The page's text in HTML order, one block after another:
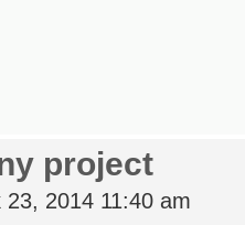
project
23, 2014 11:40 am